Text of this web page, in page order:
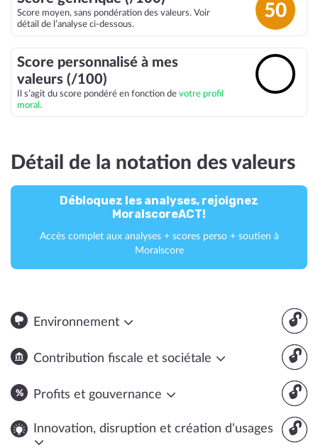
Score moyen, sans pondération des valeurs. Voir
détail de l’analyse ci-dessous.
50
Score personnalisé à mes
valeurs (/100)
Il s’agit du score pondéré en fonction de votre profil
moral.
Détail de la notation des valeurs
Débloquez les analyses, rejoignez
MoralscoreACT!
Accès complet aux analyses + scores perso + soutien à
Moralscore
🔓
Environnement
🔓
Contribution fiscale et sociétale
🔓
Profits et gouvernance
🔓
Innovation, disruption et création d'usages